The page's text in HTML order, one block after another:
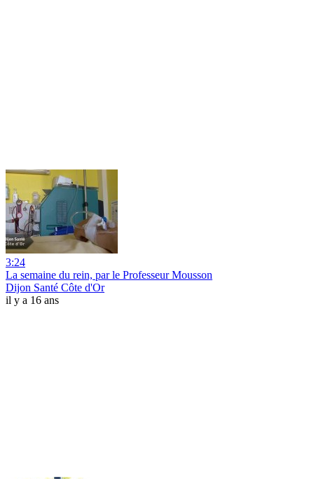
3:24
La semaine du rein, par le Professeur Mousson
Dijon Santé Côte d'Or
il y a 16 ans